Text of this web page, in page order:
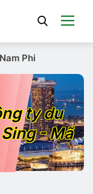
Phi
ty du
- Mã